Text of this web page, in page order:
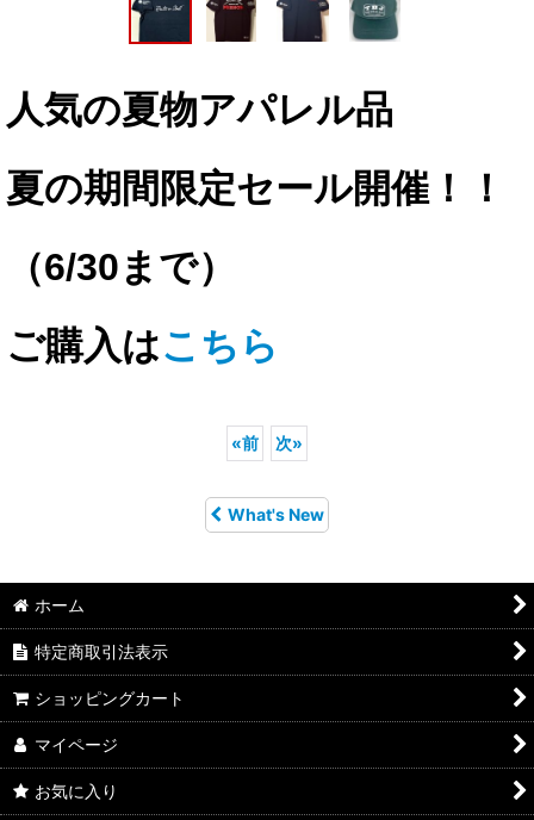
人気の夏物アパレル品
夏の期間限定セール開催！！
（6/30まで）
ご購入はこちら
«前 次»
What's New
ホーム
特定商取引法表示
ショッピングカート
マイページ
お気に入り